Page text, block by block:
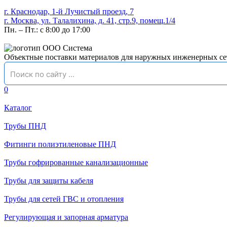
г. Краснодар, 1-й Лучистый проезд, 7
г. Москва, ул. Талалихина, д. 41, стр.9, помещ.1/4
Пн. – Пт.: с 8:00 до 17:00
Объектные поставки материалов для наружных инженерных
0
Каталог
Трубы ПНД
Фитинги полиэтиленовые ПНД
Трубы гофрированные канализационные
Трубы для защиты кабеля
Трубы для сетей ГВС и отопления
Регулирующая и запорная арматура